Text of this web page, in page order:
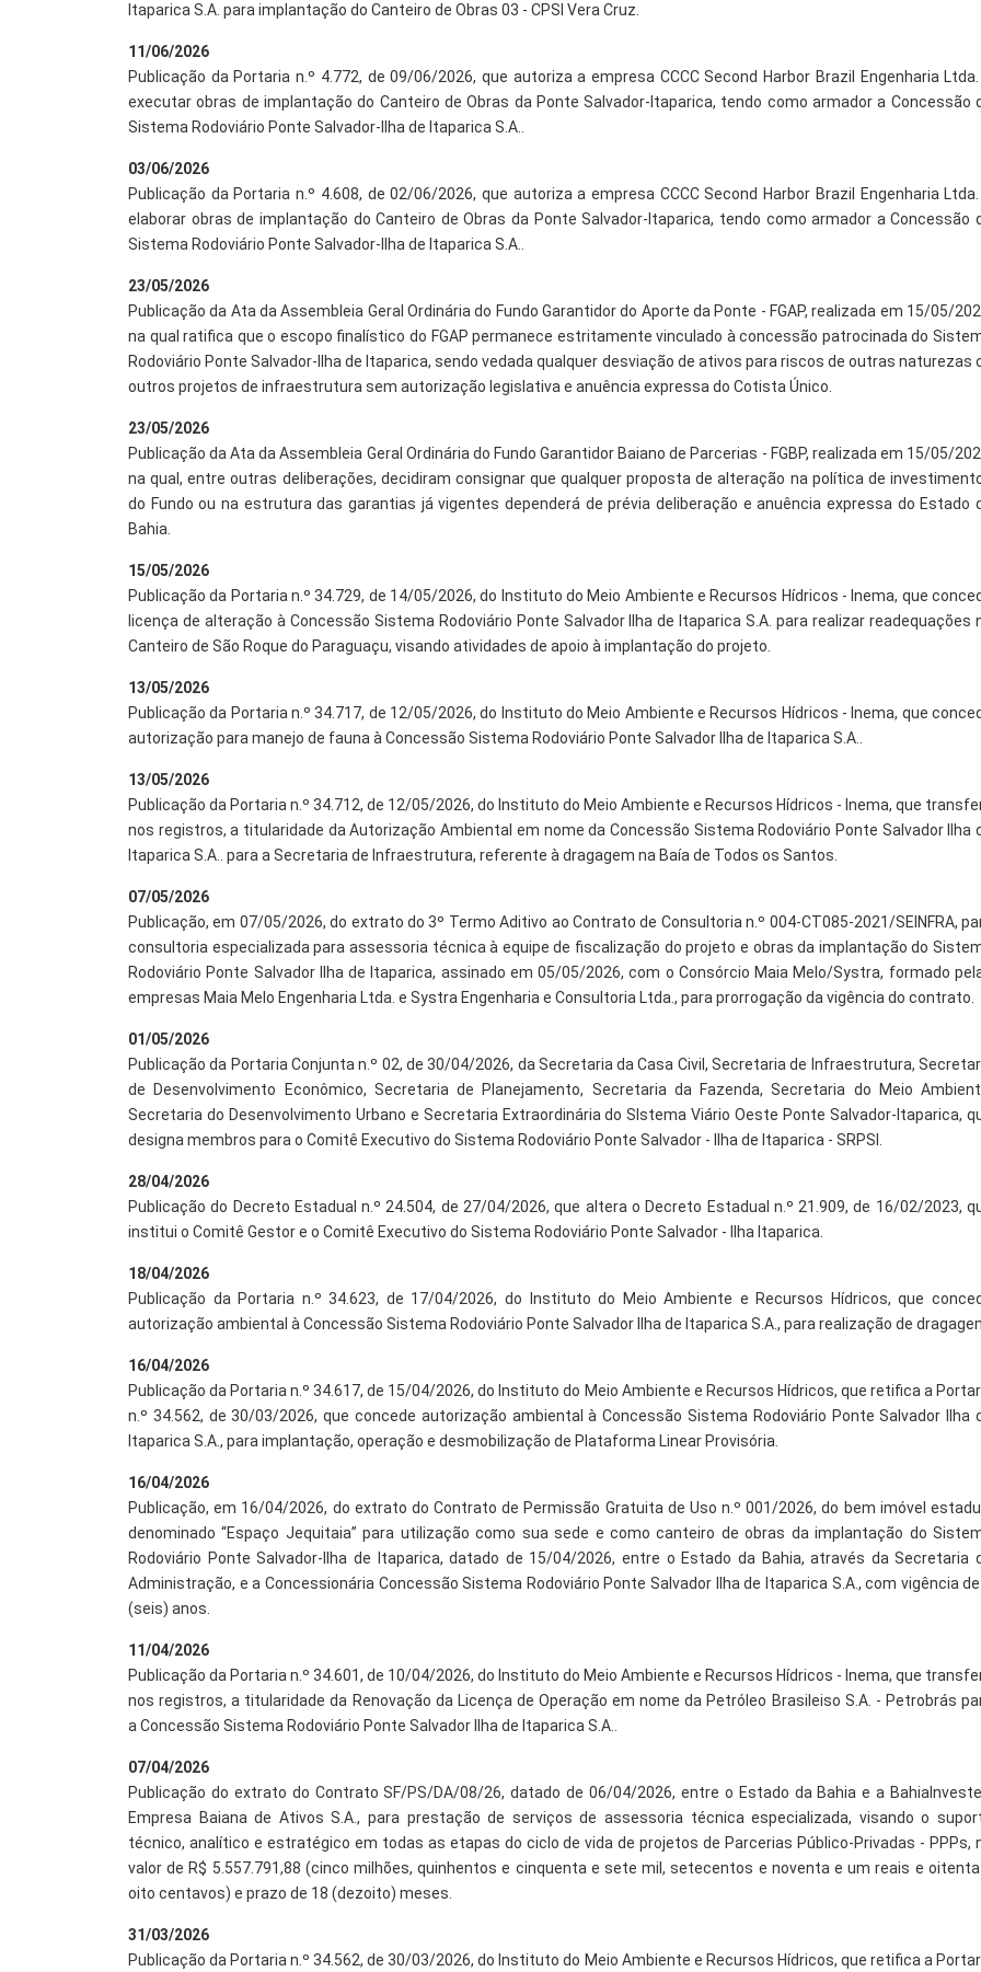
Itaparica S.A. para implantação do Canteiro de Obras 03 - CPSI Vera Cruz.
11/06/2026
Publicação da Portaria n.º 4.772, de 09/06/2026, que autoriza a empresa CCCC Second Harbor Brazil Engenharia
executar obras de implantação do Canteiro de Obras da Ponte Salvador-Itaparica, tendo como armador a Concessão
Sistema Rodoviário Ponte Salvador-Ilha de Itaparica S.A..
03/06/2026
Publicação da Portaria n.º 4.608, de 02/06/2026, que autoriza a empresa CCCC Second Harbor Brazil Engenharia
elaborar obras de implantação do Canteiro de Obras da Ponte Salvador-Itaparica, tendo como armador a Concessão
Sistema Rodoviário Ponte Salvador-Ilha de Itaparica S.A..
23/05/2026
Publicação da Ata da Assembleia Geral Ordinária do Fundo Garantidor do Aporte da Ponte - FGAP, realizada em 15/05/
na qual ratifica que o escopo finalístico do FGAP permanece estritamente vinculado à concessão patrocinada do
Rodoviário Ponte Salvador-Ilha de Itaparica, sendo vedada qualquer desviação de ativos para riscos de outras naturezas
outros projetos de infraestrutura sem autorização legislativa e anuência expressa do Cotista Único.
23/05/2026
Publicação da Ata da Assembleia Geral Ordinária do Fundo Garantidor Baiano de Parcerias - FGBP, realizada em 15/05/
na qual, entre outras deliberações, decidiram consignar que qualquer proposta de alteração na política de
do Fundo ou na estrutura das garantias já vigentes dependerá de prévia deliberação e anuência expressa do Estado
Bahia.
15/05/2026
Publicação da Portaria n.º 34.729, de 14/05/2026, do Instituto do Meio Ambiente e Recursos Hídricos - Inema, que
licença de alteração à Concessão Sistema Rodoviário Ponte Salvador Ilha de Itaparica S.A. para realizar readequações
Canteiro de São Roque do Paraguaçu, visando atividades de apoio à implantação do projeto.
13/05/2026
Publicação da Portaria n.º 34.717, de 12/05/2026, do Instituto do Meio Ambiente e Recursos Hídricos - Inema, que
autorização para manejo de fauna à Concessão Sistema Rodoviário Ponte Salvador Ilha de Itaparica S.A..
13/05/2026
Publicação da Portaria n.º 34.712, de 12/05/2026, do Instituto do Meio Ambiente e Recursos Hídricos - Inema, que
nos registros, a titularidade da Autorização Ambiental em nome da Concessão Sistema Rodoviário Ponte Salvador Ilha
Itaparica S.A.. para a Secretaria de Infraestrutura, referente à dragagem na Baía de Todos os Santos.
07/05/2026
Publicação, em 07/05/2026, do extrato do 3º Termo Aditivo ao Contrato de Consultoria n.º 004-CT085-2021/SEINFRA,
consultoria especializada para assessoria técnica à equipe de fiscalização do projeto e obras da implantação do
Rodoviário Ponte Salvador Ilha de Itaparica, assinado em 05/05/2026, com o Consórcio Maia Melo/Systra, formado
empresas Maia Melo Engenharia Ltda. e Systra Engenharia e Consultoria Ltda., para prorrogação da vigência do contrato.
01/05/2026
Publicação da Portaria Conjunta n.º 02, de 30/04/2026, da Secretaria da Casa Civil, Secretaria de Infraestrutura,
de Desenvolvimento Econômico, Secretaria de Planejamento, Secretaria da Fazenda, Secretaria do Meio
Secretaria do Desenvolvimento Urbano e Secretaria Extraordinária do SIstema Viário Oeste Ponte Salvador-Itaparica,
designa membros para o Comitê Executivo do Sistema Rodoviário Ponte Salvador - Ilha de Itaparica - SRPSI.
28/04/2026
Publicação do Decreto Estadual n.º 24.504, de 27/04/2026, que altera o Decreto Estadual n.º 21.909, de 16/02/2023,
institui o Comitê Gestor e o Comitê Executivo do Sistema Rodoviário Ponte Salvador - Ilha Itaparica.
18/04/2026
Publicação da Portaria n.º 34.623, de 17/04/2026, do Instituto do Meio Ambiente e Recursos Hídricos, que
autorização ambiental à Concessão Sistema Rodoviário Ponte Salvador Ilha de Itaparica S.A., para realização de
16/04/2026
Publicação da Portaria n.º 34.617, de 15/04/2026, do Instituto do Meio Ambiente e Recursos Hídricos, que retifica a
n.º 34.562, de 30/03/2026, que concede autorização ambiental à Concessão Sistema Rodoviário Ponte Salvador Ilha
Itaparica S.A., para implantação, operação e desmobilização de Plataforma Linear Provisória.
16/04/2026
Publicação, em 16/04/2026, do extrato do Contrato de Permissão Gratuita de Uso n.º 001/2026, do bem imóvel
denominado “Espaço Jequitaia” para utilização como sua sede e como canteiro de obras da implantação do
Rodoviário Ponte Salvador-Ilha de Itaparica, datado de 15/04/2026, entre o Estado da Bahia, através da Secretaria
Administração, e a Concessionária Concessão Sistema Rodoviário Ponte Salvador Ilha de Itaparica S.A., com vigência
(seis) anos.
11/04/2026
Publicação da Portaria n.º 34.601, de 10/04/2026, do Instituto do Meio Ambiente e Recursos Hídricos - Inema, que
nos registros, a titularidade da Renovação da Licença de Operação em nome da Petróleo Brasileiso S.A. - Petrobrás
a Concessão Sistema Rodoviário Ponte Salvador Ilha de Itaparica S.A..
07/04/2026
Publicação do extrato do Contrato SF/PS/DA/08/26, datado de 06/04/2026, entre o Estado da Bahia e a
Empresa Baiana de Ativos S.A., para prestação de serviços de assessoria técnica especializada, visando o
técnico, analítico e estratégico em todas as etapas do ciclo de vida de projetos de Parcerias Público-Privadas - PPPs,
valor de R$ 5.557.791,88 (cinco milhões, quinhentos e cinquenta e sete mil, setecentos e noventa e um reais e
oito centavos) e prazo de 18 (dezoito) meses.
31/03/2026
Publicação da Portaria n.º 34.562, de 30/03/2026, do Instituto do Meio Ambiente e Recursos Hídricos, que retifica a